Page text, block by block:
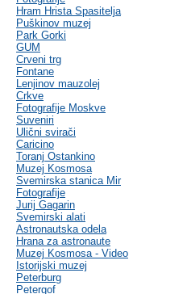
Hram Hrista Spasitelja
Puškinov muzej
Park Gorki
GUM
Crveni trg
Fontane
Lenjinov mauzolej
Crkve
Fotografije Moskve
Suveniri
Ulični svirači
Caricino
Toranj Ostankino
Muzej Kosmosa
Svemirska stanica Mir
Fotografije
Jurij Gagarin
Svemirski alati
Astronautska odela
Hrana za astronaute
Muzej Kosmosa - Video
Istorijski muzej
Peterburg
Petergof